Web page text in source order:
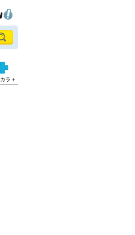
ラ＋